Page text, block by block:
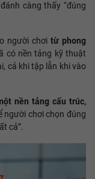
càng thấy “đúng
người chơi từ phong
có nền tảng kỹ thuật
cả khi tập lẫn khi vào
nền tảng cấu trúc,
người chơi chọn đúng
cả”.